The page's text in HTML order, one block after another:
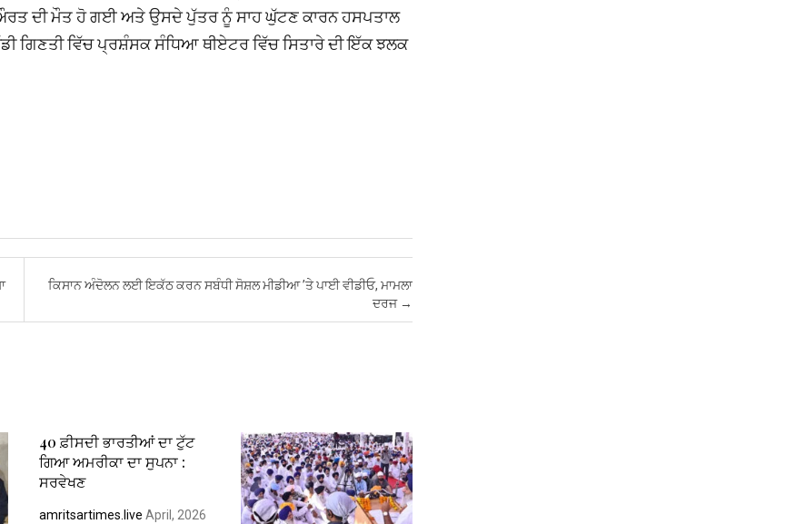
ਦੀ ਮੌਤ ਹੋ ਗਈ ਅਤੇ ਉਸਦੇ ਪੁੱਤਰ ਨੂੰ ਸਾਹ ਘੁੱਟਣ ਕਾਰਨ ਹਸਪਤਾਲ
ਗਿਣਤੀ ਵਿੱਚ ਪ੍ਰਸ਼ੰਸਕ ਸੰਧਿਆ ਥੀਏਟਰ ਵਿੱਚ ਸਿਤਾਰੇ ਦੀ ਇੱਕ ਝਲਕ
ਕਿਸਾਨ ਅੰਦੋਲਨ ਲਈ ਇਕੱਠ ਕਰਨ ਸਬੰਧੀ ਸੋਸ਼ਲ ਮੀਡੀਆ ’ਤੇ ਪਾਈ ਵੀਡੀਓ, ਮਾਮਲਾ
ਦਰਜ →
40 ਫ਼ੀਸਦੀ ਭਾਰਤੀਆਂ ਦਾ ਟੁੱਟ
ਗਿਆ ਅਮਰੀਕਾ ਦਾ ਸੁਪਨਾ :
ਸਰਵੇਖਣ
amritsartimes.live April, 2026